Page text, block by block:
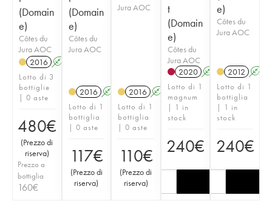
(Domain
e)
Côtes du
Jura AOC
2016 A
Lotto di 3
bottiglie
| 0 aste
480€
(Prezzo di
riserva)
Prezzo a
bottiglia
160€
(Domain
e)
Côtes du
Jura AOC
2016 A K
Lotto di 1
bottiglia
| 0 aste
117€
(Prezzo di
riserva)
Jura AOC
2016 A K
Lotto di 1
bottiglia
| 0 aste
110€
(Prezzo di
riserva)
t
(Domain
e)
Côtes du
Jura AOC
2020 A K
Lotto di 1
magnum
| 1 in
stock
240€
e)
Côtes du
Jura AOC
2012 A
Lotto di 1
bottiglia
| 1 in
stock
240€